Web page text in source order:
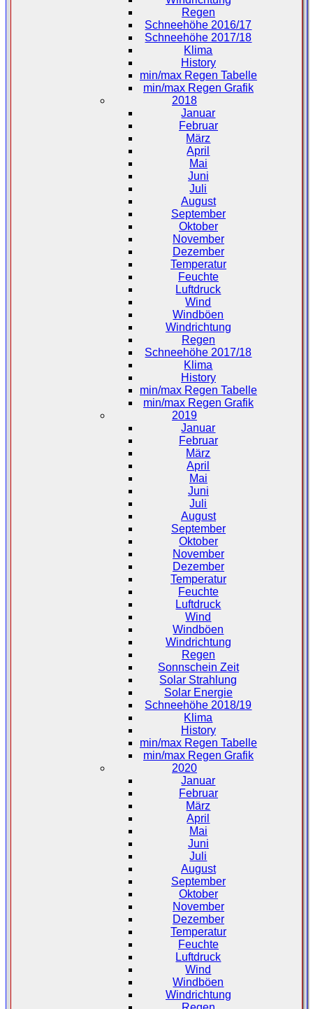
Regen
Schneehöhe 2016/17
Schneehöhe 2017/18
Klima
History
min/max Regen Tabelle
min/max Regen Grafik
2018
Januar
Februar
März
April
Mai
Juni
Juli
August
September
Oktober
November
Dezember
Temperatur
Feuchte
Luftdruck
Wind
Windböen
Windrichtung
Regen
Schneehöhe 2017/18
Klima
History
min/max Regen Tabelle
min/max Regen Grafik
2019
Januar
Februar
März
April
Mai
Juni
Juli
August
September
Oktober
November
Dezember
Temperatur
Feuchte
Luftdruck
Wind
Windböen
Windrichtung
Regen
Sonnschein Zeit
Solar Strahlung
Solar Energie
Schneehöhe 2018/19
Klima
History
min/max Regen Tabelle
min/max Regen Grafik
2020
Januar
Februar
März
April
Mai
Juni
Juli
August
September
Oktober
November
Dezember
Temperatur
Feuchte
Luftdruck
Wind
Windböen
Windrichtung